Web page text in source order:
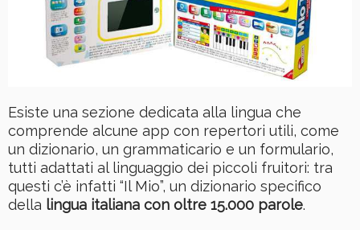
Esiste una sezione dedicata alla lingua che
comprende alcune app con repertori utili, come
un dizionario, un grammaticario e un formulario,
tutti adattati al linguaggio dei piccoli fruitori: tra
questi c’è infatti “Il Mio”, un dizionario specifico
della lingua italiana con oltre 15.000 parole.